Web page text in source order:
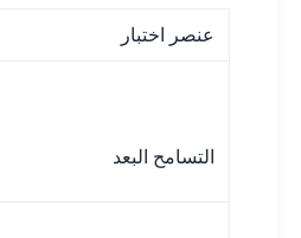
عنصر اختبار
التسامح البعد